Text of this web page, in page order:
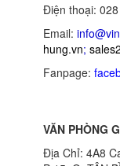
Điện thoại:
Email:
hung.vn;
Fanpage:
VĂN PHÒNG
Địa Chỉ: 4A8